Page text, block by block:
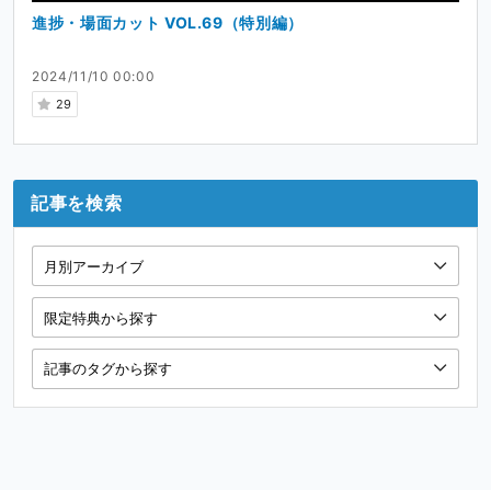
2024/11/10 00:00
29
進捗・場面カット VOL.69（特別編）
記事を検索